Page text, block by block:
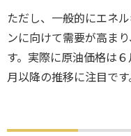
ただし、一般的にエネ
ンに向けて需要が高ま
す。実際に原油価格は
月以降の推移に注目です